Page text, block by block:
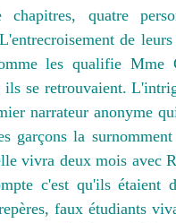
chapitres, quatre
de
les qualifie Mme
se retrouvaient.
narrateur anonyme
garçons la
vivra deux mois avec
c'est qu'ils étaient
faux étudiants